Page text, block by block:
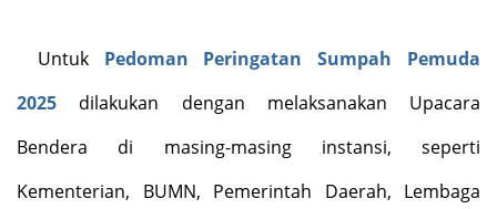
Untuk Pedoman Peringatan Sumpah Pemuda
2025 dilakukan dengan melaksanakan Upacara
Bendera di masing-masing instansi, seperti
Kementerian, BUMN, Pemerintah Daerah, Lembaga